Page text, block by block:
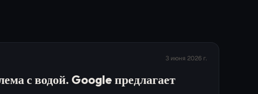
3 июня 2026 г.
с водой. Google предлагает